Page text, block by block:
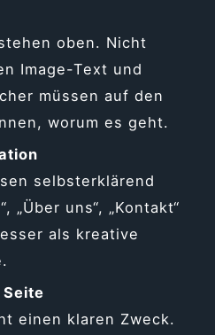
oben. Nicht
Image-Text und
müssen auf den
worum es geht.
selbsterklärend
„Über uns“, „Kontakt“
als kreative
Seite
einen klaren Zweck.